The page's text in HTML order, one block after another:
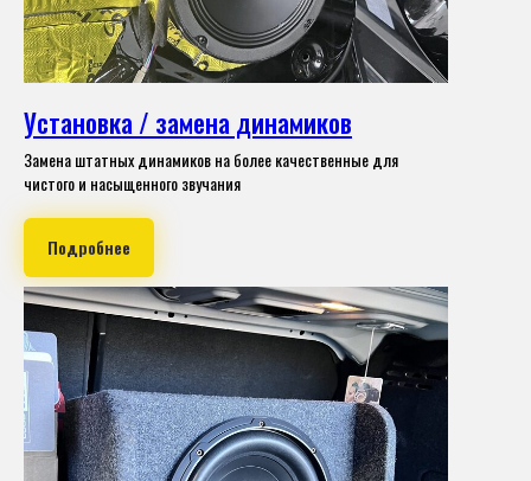
Установка / замена динамиков
Замена штатных динамиков на более качественные для
чистого и насыщенного звучания
Подробнее